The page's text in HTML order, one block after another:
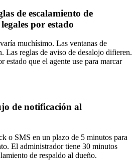
de escalamiento de
por estado
muchísimo. Las ventanas de
Las reglas de aviso de desalojo difieren.
estado que el agente use para marcar
de notificación al
o SMS en un plazo de 5 minutos para
El administrador tiene 30 minutos
de respaldo al dueño.